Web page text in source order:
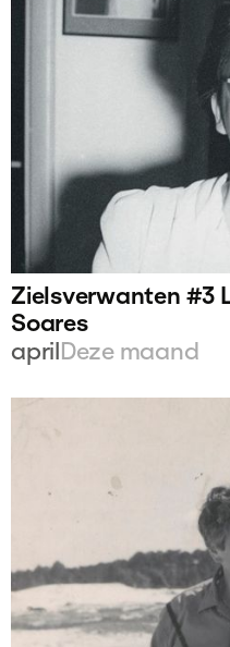
Zielsverwanten #3
Soares
aprilDeze maand